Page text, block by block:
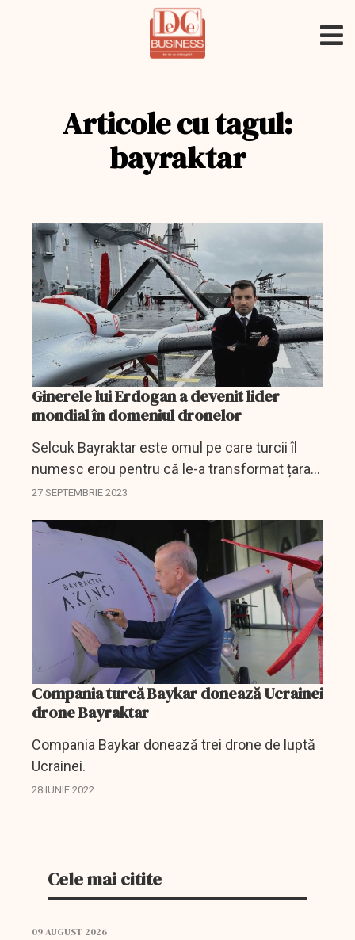
Articole cu tagul:
bayraktar
Ginerele lui Erdogan a devenit lider
mondial în domeniul dronelor
Selcuk Bayraktar este omul pe care turcii îl
numesc erou pentru că le-a transformat țara
într-un furnizor global cheie de drone de luptă.
27 SEPTEMBRIE 2023
Compania turcă Baykar donează Ucrainei
drone Bayraktar
Compania Baykar donează trei drone de luptă
Ucrainei.
28 IUNIE 2022
Cele mai citite
09 AUGUST 2026